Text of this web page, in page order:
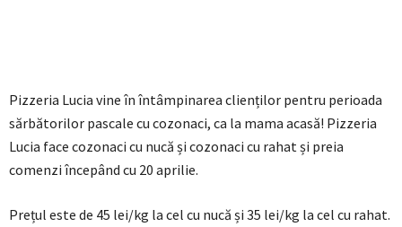
Pizzeria Lucia vine în întâmpinarea clienților pentru perioada
sărbătorilor pascale cu cozonaci, ca la mama acasă! Pizzeria
Lucia face cozonaci cu nucă și cozonaci cu rahat și preia
comenzi începând cu 20 aprilie.
Prețul este de 45 lei/kg la cel cu nucă și 35 lei/kg la cel cu rahat.